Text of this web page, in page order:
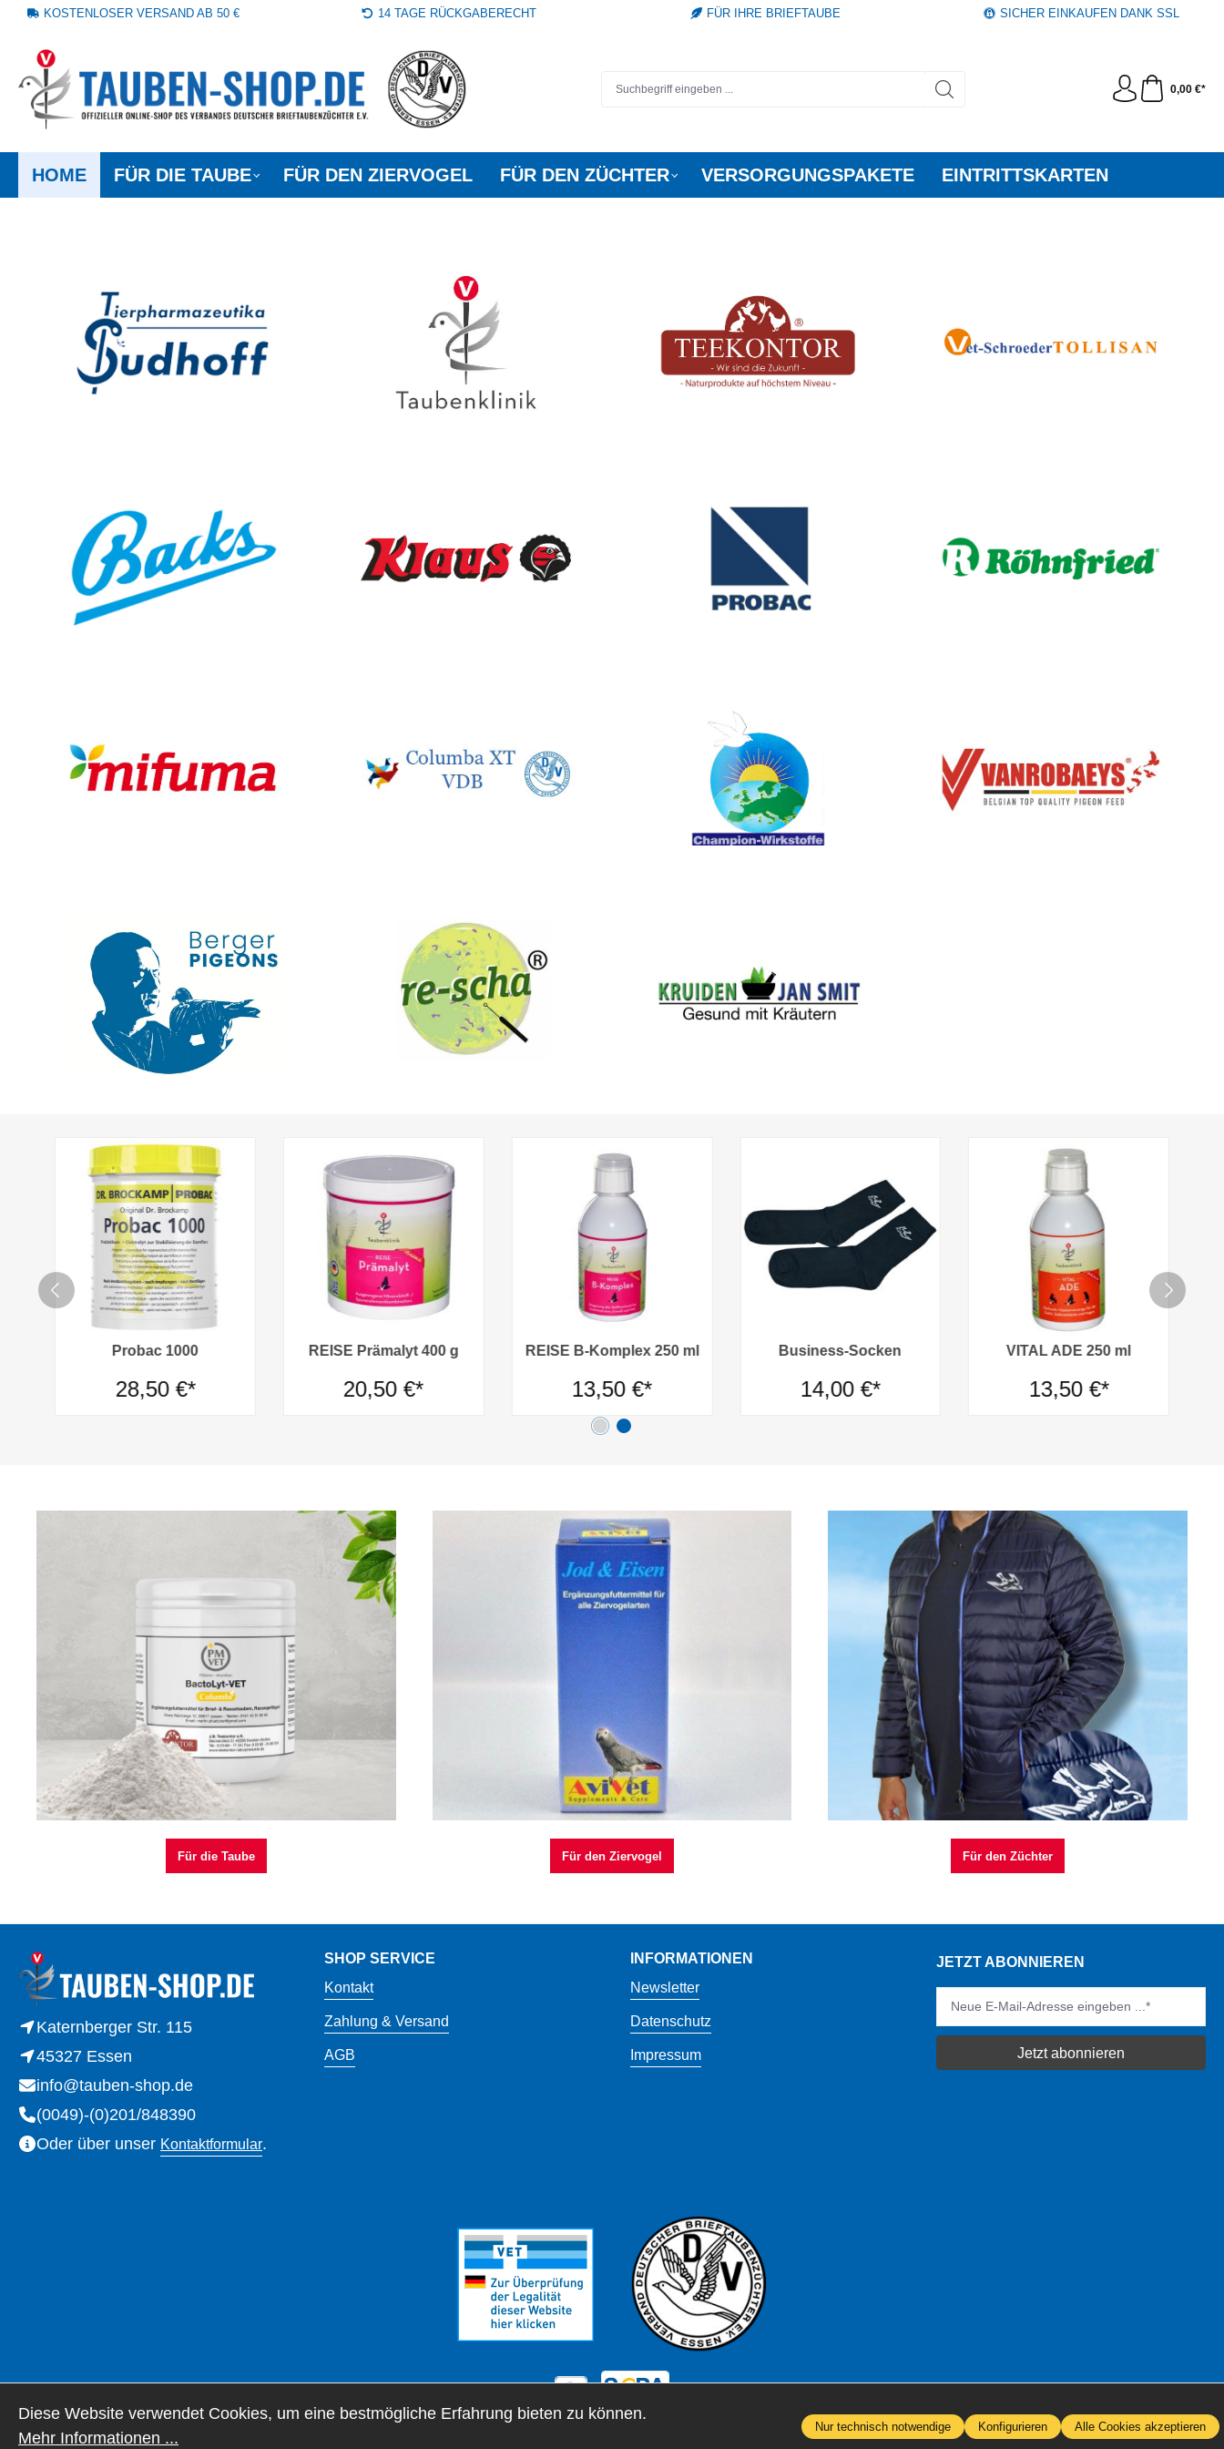
Zur Hauptnavigation springen
KOSTENLOSER VERSAND AB 50 € 14 TAGE RÜCKGABERECHT FÜR IHRE BRIEFTAUBE SICHER EINKAUFEN DANK SSL
0,00 €*
HOME FÜR DIE TAUBE FÜR DEN ZIERVOGEL FÜR DEN ZÜCHTER VERSORGUNGSPAKETE EINTRITTSKARTEN
Probac 1000
28,50 €*
REISE Prämalyt 400 g
20,50 €*
REISE B-Komplex 250 ml
13,50 €*
Business-Socken
14,00 €*
VITAL ADE 250 ml
13,50 €*
Für die Taube Für den Ziervogel Für den Züchter
Katernberger Str. 115
45327 Essen
info@tauben-shop.de
(0049)-(0)201/848390
Oder über unser Kontaktformular.
SHOP SERVICE
Kontakt
Zahlung & Versand
AGB
INFORMATIONEN
Newsletter
Datenschutz
Impressum
JETZT ABONNIEREN
Jetzt abonnieren
, wenn nicht anders angegeben.
Diese Website verwendet Cookies, um eine bestmögliche Erfahrung bieten zu können.
Mehr Informationen ...
Nur technisch notwendige Konfigurieren Alle Cookies akzeptieren